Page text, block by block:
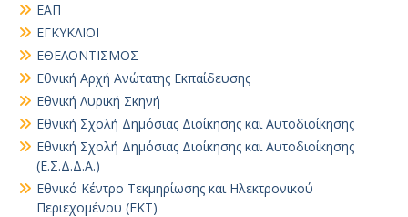
ΕΑΠ
ΕΓΚΥΚΛΙΟΙ
ΕΘΕΛΟΝΤΙΣΜΟΣ
Εθνική Αρχή Ανώτατης Εκπαίδευσης
Εθνική Λυρική Σκηνή
Εθνική Σχολή Δημόσιας Διοίκησης και Αυτοδιοίκησης
Εθνική Σχολή Δημόσιας Διοίκησης και Αυτοδιοίκησης
(Ε.Σ.Δ.Δ.Α.)
Εθνικό Κέντρο Τεκμηρίωσης και Ηλεκτρονικού
Περιεχομένου (ΕΚΤ)